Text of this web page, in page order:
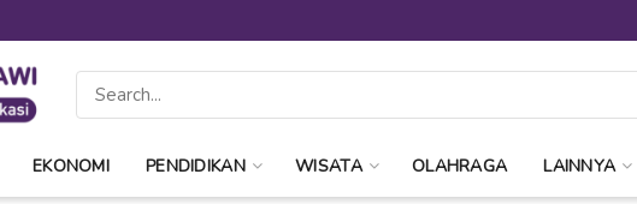
EKONOMI PENDIDIKAN WISATA OLAHRAGA LAINNYA